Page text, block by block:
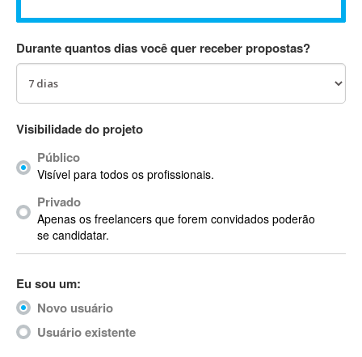
AC3
ACID Pro
ACPI
Acrobat
Acrobat X
Acronis
ACT
Actimize
ActionScript
ActionScript 3
Durante quantos dias você quer receber propostas?
Visibilidade do projeto
Público
Visível para todos os profissionais.
Privado
Apenas os freelancers que forem convidados poderão
se candidatar.
Eu sou um:
Novo usuário
Usuário existente